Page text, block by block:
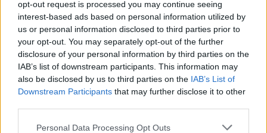
opt-out request is processed you may continue seeing
interest-based ads based on personal information utilized by
us or personal information disclosed to third parties prior to
your opt-out. You may separately opt-out of the further
disclosure of your personal information by third parties on the
IAB’s list of downstream participants. This information may
also be disclosed by us to third parties on the IAB’s List of
Downstream Participants that may further disclose it to other
Personal Data Processing Opt Outs
32 tūkst. automobilių talpinantį daugiaaukštį
garažą.
Jeigu sumanymas bus įgyvendintas, jis galėtų
tapti didžiausiu tokio pobūdžio statiniu